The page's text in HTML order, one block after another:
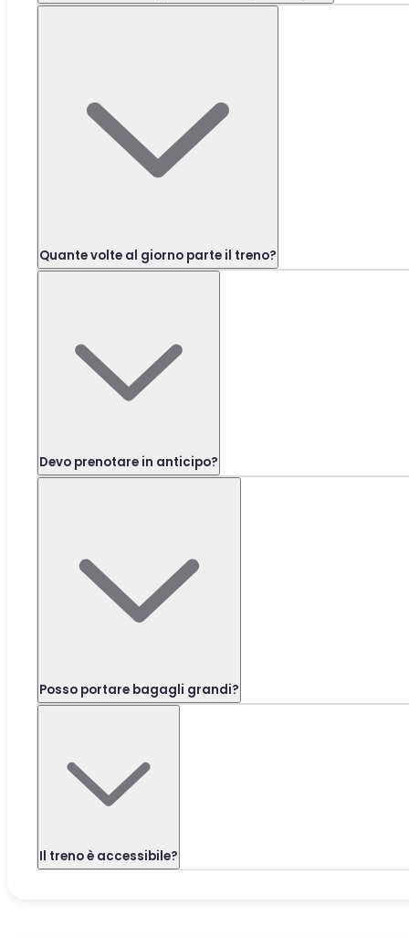
Quante volte al giorno parte il treno?
Devo prenotare in anticipo?
Posso portare bagagli grandi?
Il treno è accessibile?